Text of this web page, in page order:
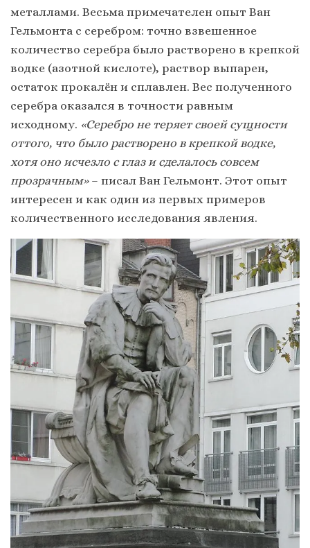
металлами. Весьма примечателен опыт Ван
Гельмонта с серебром: точно взвешенное
количество серебра было растворено в крепкой
водке (азотной кислоте), раствор выпарен,
остаток прокалён и сплавлен. Вес полученного
серебра оказался в точности равным
исходному. «Серебро не теряет своей сущности
оттого, что было растворено в крепкой водке,
хотя оно исчезло с глаз и сделалось совсем
прозрачным»– писал Ван Гельмонт. Этот опыт
интересен и как один из первых примеров
количественного исследования явления.